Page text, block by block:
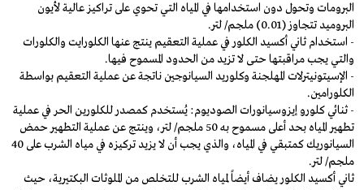
البرومات وتحول دون استخدامها في المياه التي تحوي على تراكيز عالية لأيون
البروميد تتجاوز (0.01) ملجم/ لتر.
- استخدام ثاني أكسيد الكلور في عملية التعقيم ينتج عنها الكلورايت والكلورات
والتي يجب مراقبتها حتى لا تزيد من الحدود المسموح فيها.
- الإسيتونيترلات المهلجنة وكلوريد السيانوجين ناتجة عن عملية التعقيم بواسطة
الكلورامين.
- ثنائي كلورو إيزوسيانورات الصوديوم: يُستخدم كمصدر للكلورين الحر في عملية
تطهير المياه بحد أعلى مسموح به 50 ملجم/ لتر، وينتج عن عملية التطهير حمض
السيانوريك كمتبقي في المياه، والذي يجب أن لا يزيد تركيزه في مياه الشرب على 40
ملجم/ لتر.
ثاني أكسيد الكلور يضاف أيضاً لمياه الشرب للتخلص من الملوثات البكتيرية، حيث